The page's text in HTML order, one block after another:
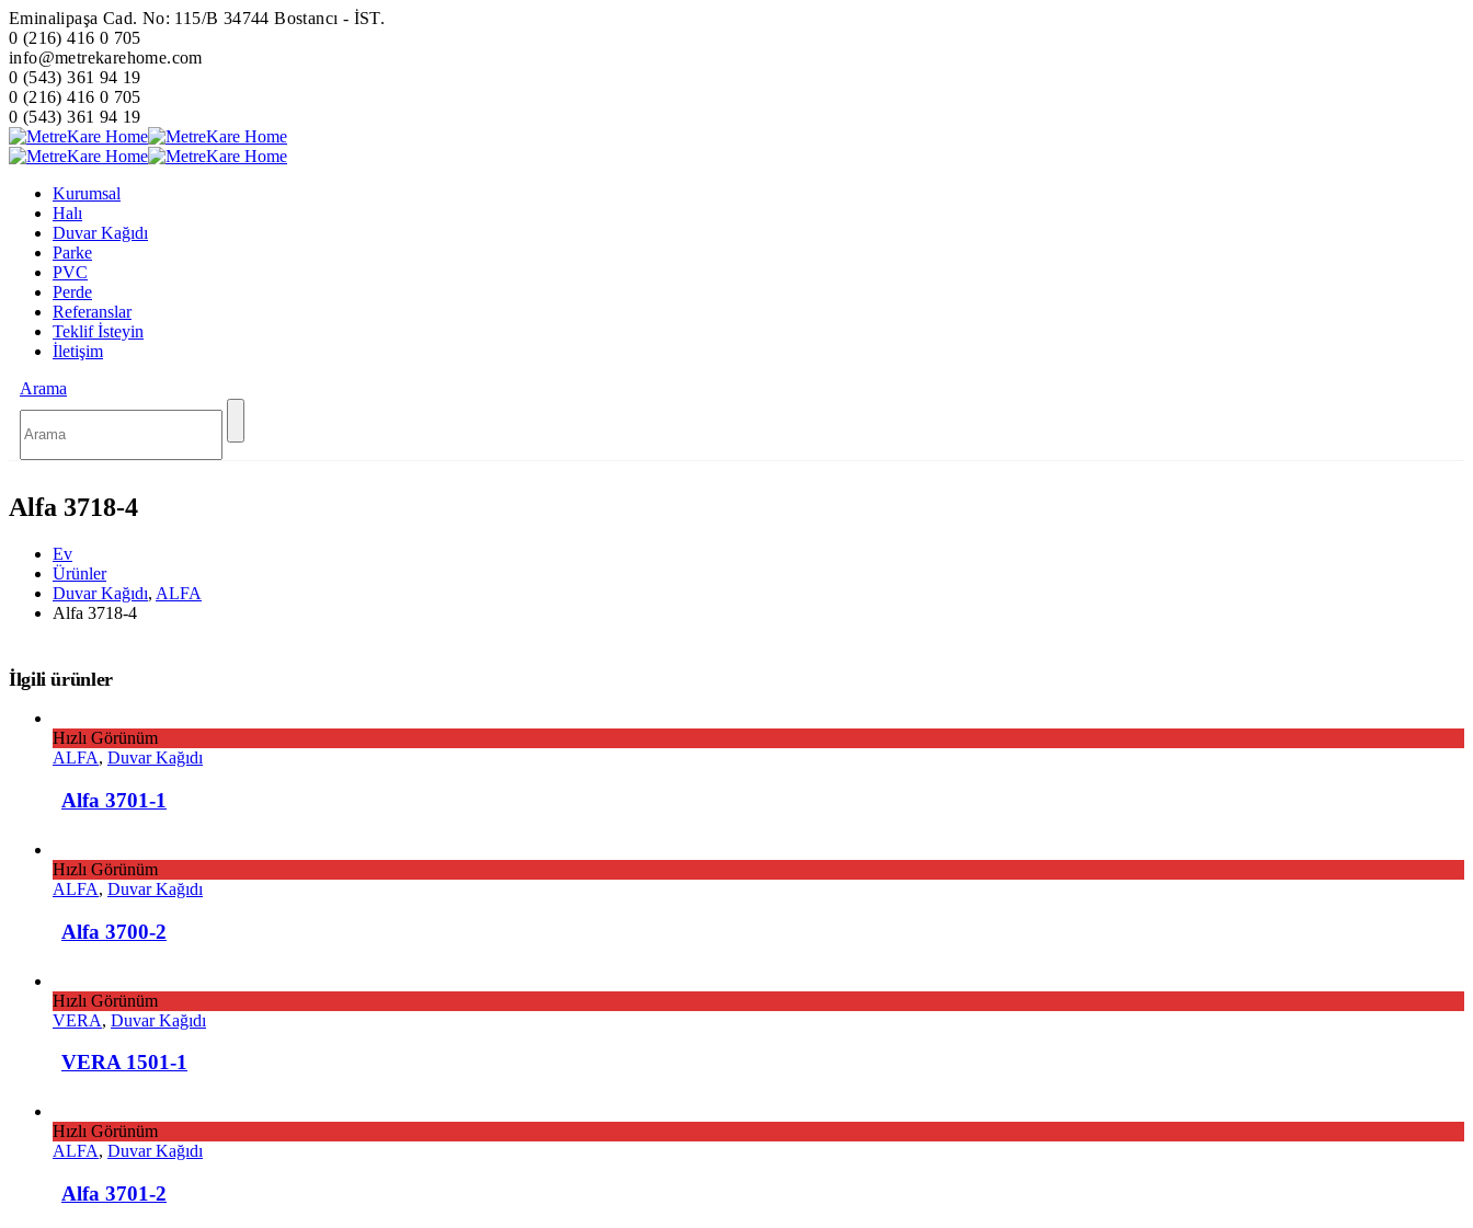
Eminalipaşa Cad. No: 115/B 34744 Bostancı - İST.
0 (216) 416 0 705
info@metrekarehome.com
0 (543) 361 94 19
0 (216) 416 0 705
0 (543) 361 94 19
Kurumsal
Halı
Duvar Kağıdı
Parke
PVC
Perde
Referanslar
Teklif İsteyin
İletişim
Arama
Alfa 3718-4
Ev
Ürünler
Duvar Kağıdı, ALFA
Alfa 3718-4
İlgili ürünler
Hızlı Görünüm
ALFA, Duvar Kağıdı
Alfa 3701-1
Hızlı Görünüm
ALFA, Duvar Kağıdı
Alfa 3700-2
Hızlı Görünüm
VERA, Duvar Kağıdı
VERA 1501-1
Hızlı Görünüm
ALFA, Duvar Kağıdı
Alfa 3701-2